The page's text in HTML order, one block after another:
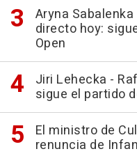
Aryna
directo hoy:
Open
Jiri Lehecka -
sigue el partido
El ministro de
renuncia de